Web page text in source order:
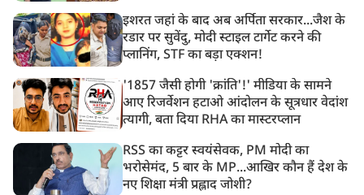
इशरत जहां के बाद अब अर्पिता सरकार...जैश के
रडार पर सुवेंदु, मोदी स्टाइल टार्गेट करने की
प्लानिंग, STF का बड़ा एक्शन!
'1857 जैसी होगी 'क्रांति'!' मीडिया के सामने
आए रिजर्वेशन हटाओ आंदोलन के सूत्रधार वेदांश
त्यागी, बता दिया RHA का मास्टरप्लान
RSS का कट्टर स्वयंसेवक, PM मोदी का
भरोसेमंद, 5 बार के MP...आखिर कौन हैं देश के
नए शिक्षा मंत्री प्रह्लाद जोशी?